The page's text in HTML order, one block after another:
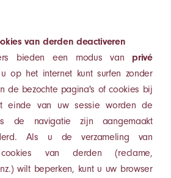
van derden deactiveren
bieden een modus van privé
op het internet kunt surfen zonder
de bezochte pagina's of cookies bij
einde van uw sessie worden de
de navigatie zijn aangemaakt
Als u de verzameling van
van derden (reclame,
wilt beperken, kunt u uw browser